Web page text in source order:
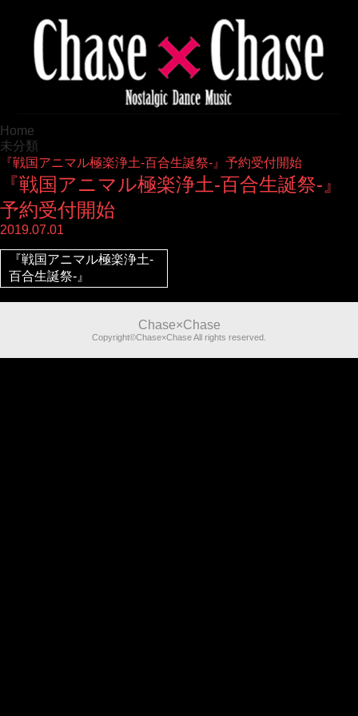
Home
未分類
『戦国アニマル極楽浄土-百合生誕祭-』予約受付開始
『戦国アニマル極楽浄土-百合生誕祭-』
予約受付開始
2019.07.01
『戦国アニマル極楽浄土-
百合生誕祭-』
Chase×Chase
Copyright©Chase×Chase All rights reserved.